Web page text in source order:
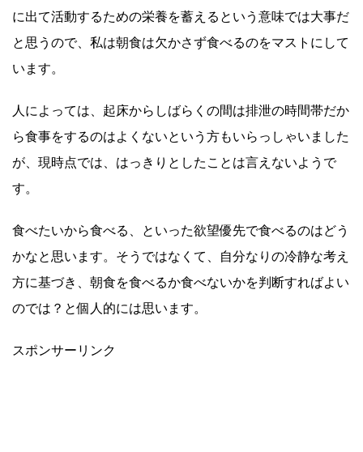
に出て活動するための栄養を蓄えるという意味では大事だ
と思うので、私は朝食は欠かさず食べるのをマストにして
います。
人によっては、起床からしばらくの間は排泄の時間帯だか
ら食事をするのはよくないという方もいらっしゃいました
が、現時点では、はっきりとしたことは言えないようで
す。
食べたいから食べる、といった欲望優先で食べるのはどう
かなと思います。そうではなくて、自分なりの冷静な考え
方に基づき、朝食を食べるか食べないかを判断すればよい
のでは？と個人的には思います。
スポンサーリンク